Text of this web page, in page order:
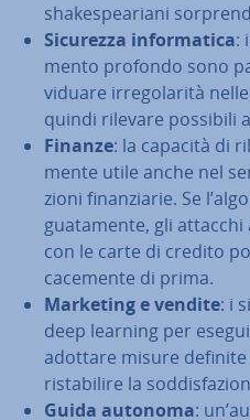
sha­ke­spea­ria­ni
Sicurezza in­for­ma­ti­ca:
men­to profondo sono
vi­dua­re ir­re­go­la­ri­tà
quindi rilevare possibili
Finanze: la capacità di
men­te utile anche nel
zio­ni fi­nan­zia­rie. Se
gua­ta­men­te, gli
con le carte di credito
ca­ce­men­te di prima.
Marketing e vendite: i
deep learning per
adottare misure
ri­sta­bi­li­re la
Guida autonoma: